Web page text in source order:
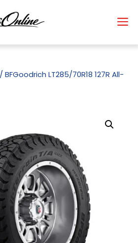
/ BFGoodrich LT285/70R18 127R All-